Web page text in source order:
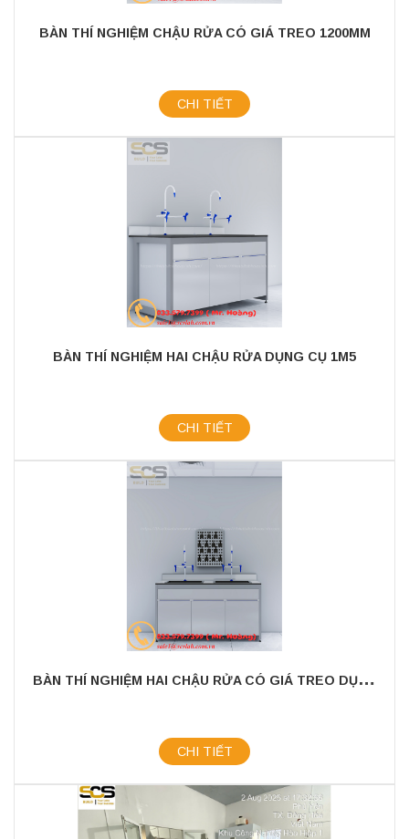
BÀN THÍ NGHIỆM CHẬU RỬA CÓ GIÁ TREO 1200MM
CHI TIẾT
BÀN THÍ NGHIỆM HAI CHẬU RỬA DỤNG CỤ 1M5
CHI TIẾT
B
ÀN THÍ NGHIỆM HAI CHẬU RỬA CÓ GIÁ TREO DỤNG CỤ 1M5
CHI TIẾT